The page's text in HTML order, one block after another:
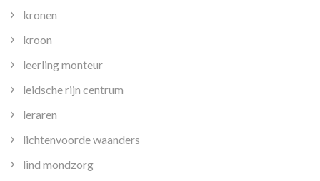
kronen
kroon
leerling monteur
leidsche rijn centrum
leraren
lichtenvoorde waanders
lind mondzorg